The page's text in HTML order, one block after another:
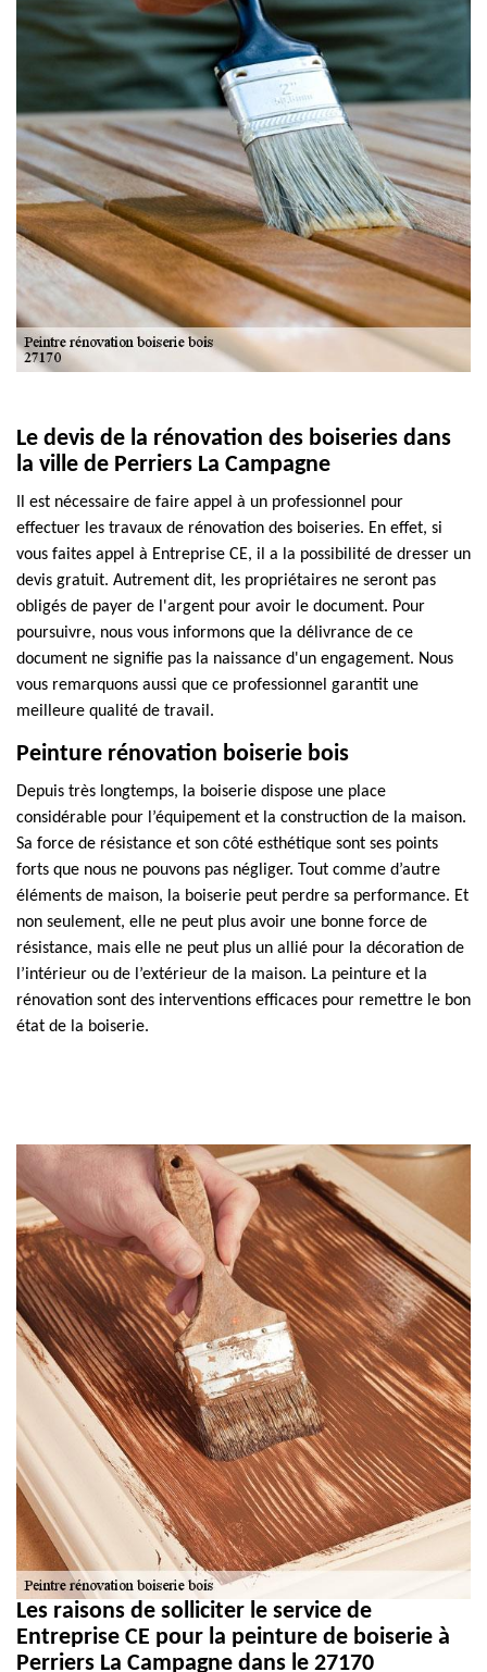
Le devis de la rénovation des boiseries dans
la ville de Perriers La Campagne
Il est nécessaire de faire appel à un professionnel pour
effectuer les travaux de rénovation des boiseries. En effet, si
vous faites appel à Entreprise CE, il a la possibilité de dresser un
devis gratuit. Autrement dit, les propriétaires ne seront pas
obligés de payer de l'argent pour avoir le document. Pour
poursuivre, nous vous informons que la délivrance de ce
document ne signifie pas la naissance d'un engagement. Nous
vous remarquons aussi que ce professionnel garantit une
meilleure qualité de travail.
Peinture rénovation boiserie bois
Depuis très longtemps, la boiserie dispose une place
considérable pour l’équipement et la construction de la maison.
Sa force de résistance et son côté esthétique sont ses points
forts que nous ne pouvons pas négliger. Tout comme d’autre
éléments de maison, la boiserie peut perdre sa performance. Et
non seulement, elle ne peut plus avoir une bonne force de
résistance, mais elle ne peut plus un allié pour la décoration de
l’intérieur ou de l’extérieur de la maison. La peinture et la
rénovation sont des interventions efficaces pour remettre le bon
état de la boiserie.
Les raisons de solliciter le service de
Entreprise CE pour la peinture de boiserie à
Perriers La Campagne dans le 27170